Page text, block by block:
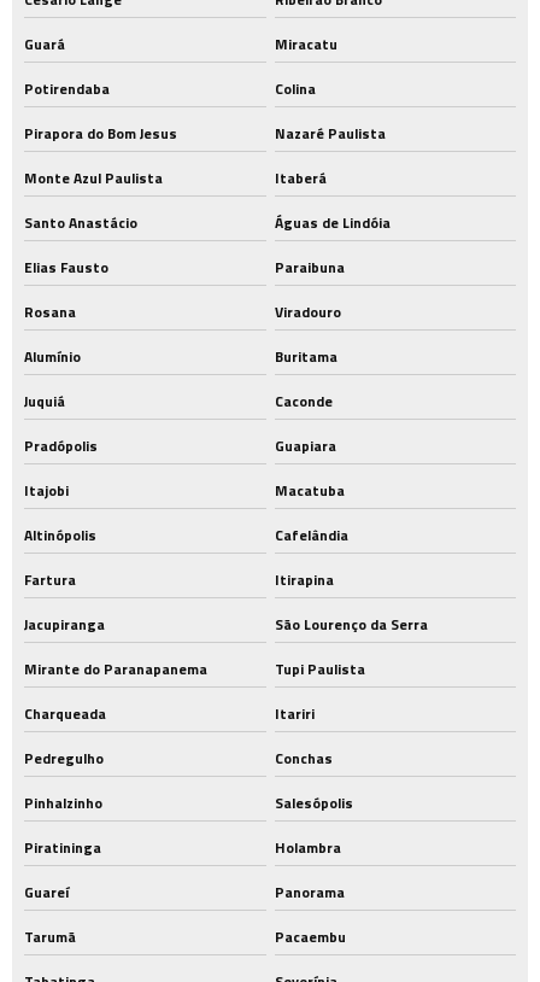
Guará
Miracatu
Potirendaba
Colina
Pirapora do Bom Jesus
Nazaré Paulista
Monte Azul Paulista
Itaberá
Santo Anastácio
Águas de Lindóia
Elias Fausto
Paraibuna
Rosana
Viradouro
Alumínio
Buritama
Juquiá
Caconde
Pradópolis
Guapiara
Itajobi
Macatuba
Altinópolis
Cafelândia
Fartura
Itirapina
Jacupiranga
São Lourenço da Serra
Mirante do Paranapanema
Tupi Paulista
Charqueada
Itariri
Pedregulho
Conchas
Pinhalzinho
Salesópolis
Piratininga
Holambra
Guareí
Panorama
Tarumã
Pacaembu